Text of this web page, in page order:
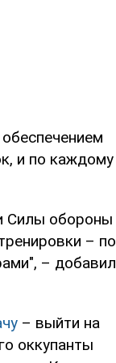
и по каждому
Силы обороны
– по
– добавил
– выйти на
оккупанты